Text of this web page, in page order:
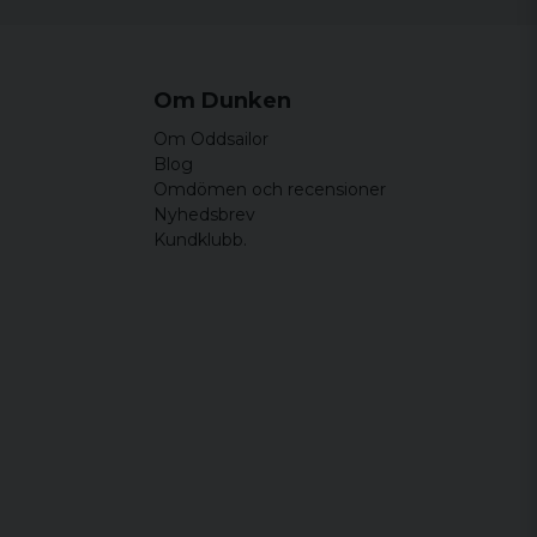
Om Dunken
Om Oddsailor
Blog
Omdömen och recensioner
Nyhedsbrev
Kundklubb.